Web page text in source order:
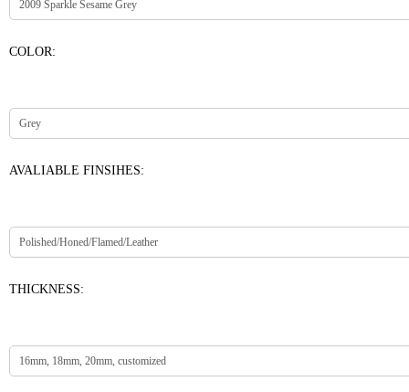
COLOR:
AVALIABLE FINSIHES:
THICKNESS: